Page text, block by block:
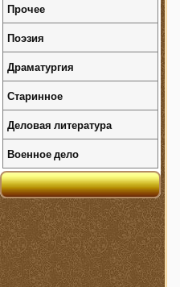
Прочее
Поэзия
Драматургия
Старинное
Деловая литература
Военное дело